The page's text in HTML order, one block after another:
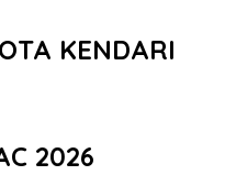
KENDARI
2026